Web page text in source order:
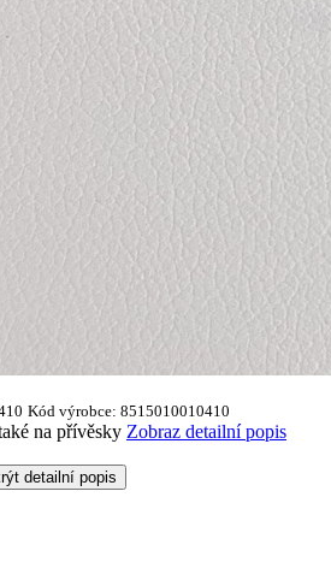
Kód výrobce: 8515010010410
na přívěsky Zobraz detailní popis
detailní popis